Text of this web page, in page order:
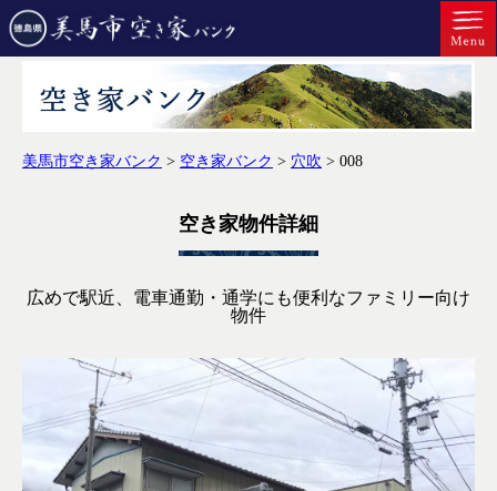
美馬市空き家バンク > 空き家バンク > 穴吹 > 008
空き家物件詳細
広めで駅近、電車通勤・通学にも便利なファミリー向け
物件